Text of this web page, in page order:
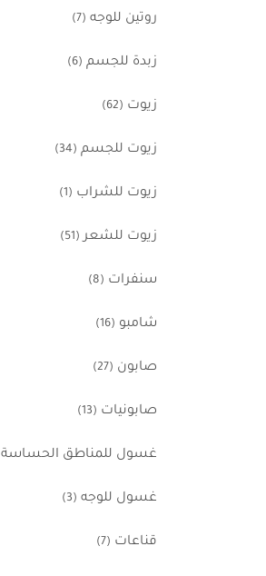
روتين للوجه (7)
زبدة للجسم (6)
زيوت (62)
زيوت للجسم (34)
زيوت للشراب (1)
زيوت للشعر (51)
سنفرات (8)
شامبو (16)
صابون (27)
صابونيات (13)
غسول للمناطق الحساسة
غسول للوجه (3)
قناعات (7)